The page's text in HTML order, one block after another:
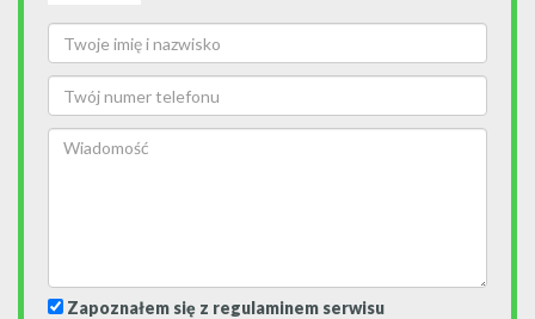
Zapoznałem się z regulaminem serwisu